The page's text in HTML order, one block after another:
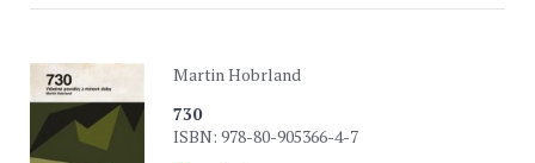
Martin Hobrland
730
ISBN: 978-80-905366-4-7